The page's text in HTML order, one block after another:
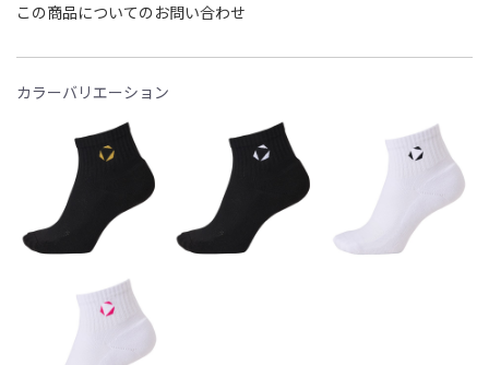
この商品についてのお問い合わせ
カラーバリエーション